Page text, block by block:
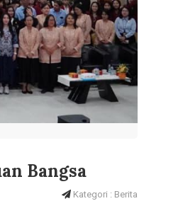
Bangsa
Kategori : Berita